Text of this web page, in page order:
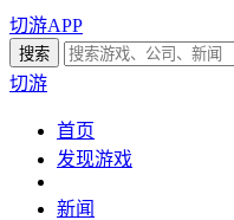
切游APP
切游
首页
发现游戏
新闻